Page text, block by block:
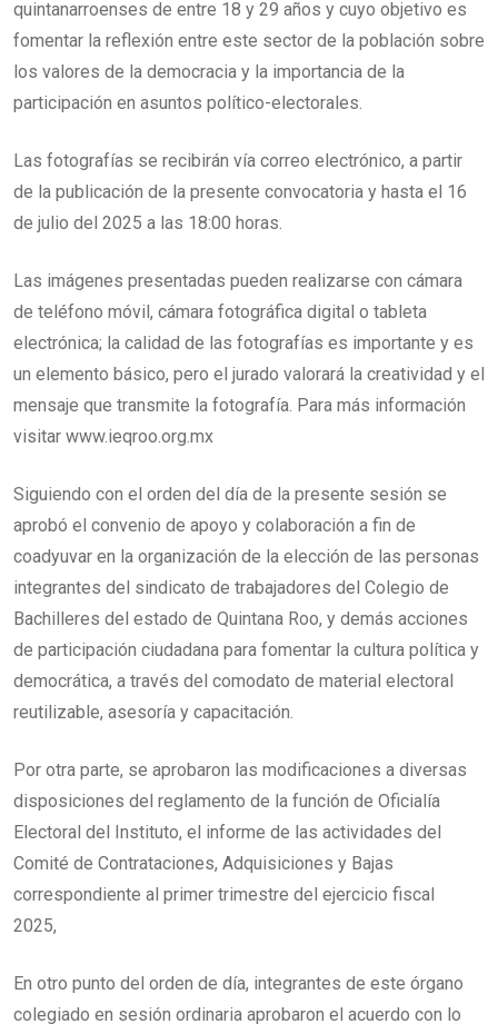
quintanarroenses de entre 18 y 29 años y cuyo objetivo es
fomentar la reflexión entre este sector de la población sobre
los valores de la democracia y la importancia de la
participación en asuntos político-electorales.
Las fotografías se recibirán vía correo electrónico, a partir
de la publicación de la presente convocatoria y hasta el 16
de julio del 2025 a las 18:00 horas.
Las imágenes presentadas pueden realizarse con cámara
de teléfono móvil, cámara fotográfica digital o tableta
electrónica; la calidad de las fotografías es importante y es
un elemento básico, pero el jurado valorará la creatividad y el
mensaje que transmite la fotografía. Para más información
visitar www.ieqroo.org.mx
Siguiendo con el orden del día de la presente sesión se
aprobó el convenio de apoyo y colaboración a fin de
coadyuvar en la organización de la elección de las personas
integrantes del sindicato de trabajadores del Colegio de
Bachilleres del estado de Quintana Roo, y demás acciones
de participación ciudadana para fomentar la cultura política y
democrática, a través del comodato de material electoral
reutilizable, asesoría y capacitación.
Por otra parte, se aprobaron las modificaciones a diversas
disposiciones del reglamento de la función de Oficialía
Electoral del Instituto, el informe de las actividades del
Comité de Contrataciones, Adquisiciones y Bajas
correspondiente al primer trimestre del ejercicio fiscal
2025,
En otro punto del orden de día, integrantes de este órgano
colegiado en sesión ordinaria aprobaron el acuerdo con lo